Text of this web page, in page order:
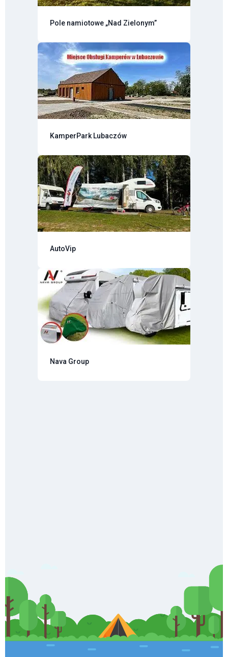
Pole namiotowe „Nad Zielonym”
KamperPark Lubaczów
AutoVip
Nava Group